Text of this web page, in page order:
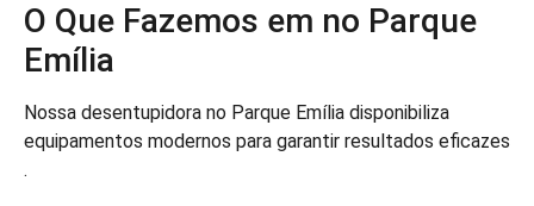
O Que Fazemos em no Parque
Emília
Nossa desentupidora no Parque Emília disponibiliza
equipamentos modernos para garantir resultados eficazes
.